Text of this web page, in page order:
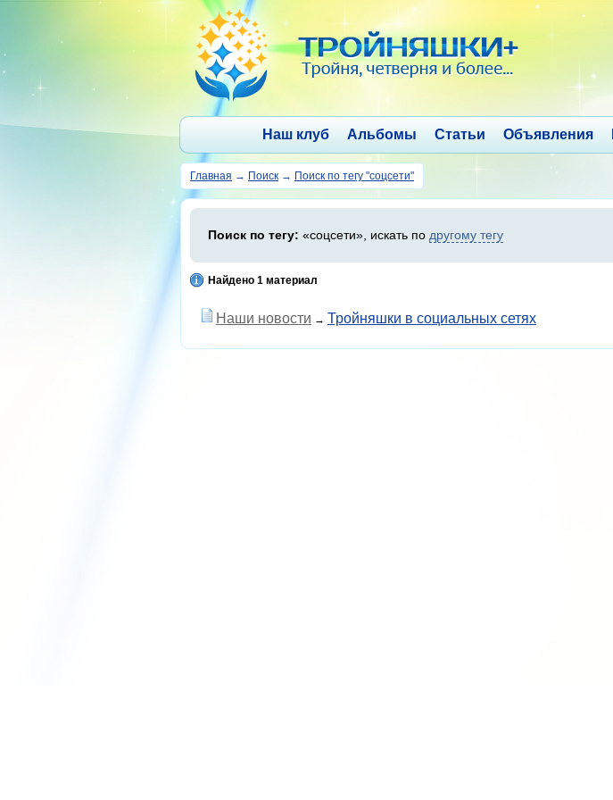
Наш клуб Альбомы Статьи Объявления
Главная → Поиск → Поиск по тегу "соцсети"
Поиск по тегу: «соцсети», искать по другому тегу
Найдено 1 материал
Наши новости → Тройняшки в социальных сетях